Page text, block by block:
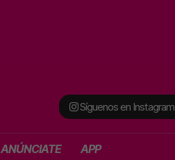
Síguenos en Instagram
ANÚNCIATE APP